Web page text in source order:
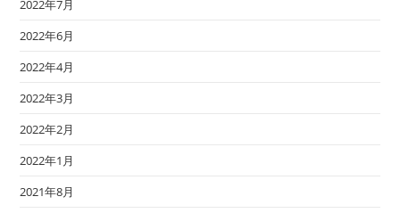
2022年7月
2022年6月
2022年4月
2022年3月
2022年2月
2022年1月
2021年8月